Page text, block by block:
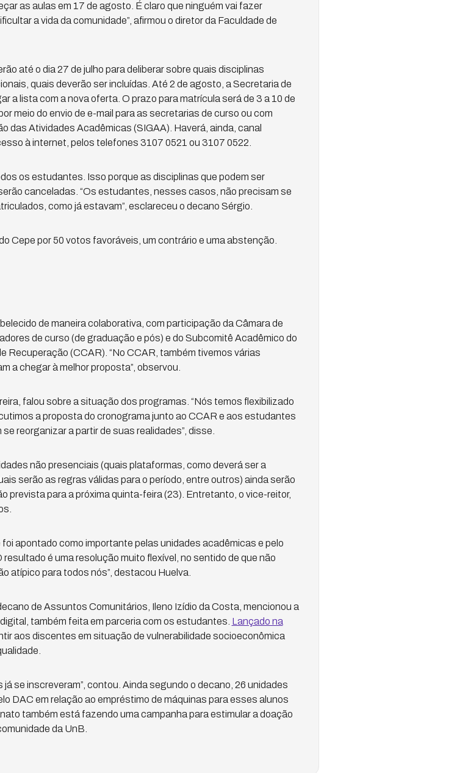
as aulas em 17 de agosto. É claro que ninguém vai fazer
a vida da comunidade”, afirmou o diretor da Faculdade de
até o dia 27 de julho para deliberar sobre quais disciplinas
quais deverão ser incluídas. Até 2 de agosto, a Secretaria de
a lista com a nova oferta. O prazo para matrícula será de 3 a 10 de
meio do envio de e-mail para as secretarias de curso ou com
das Atividades Acadêmicas (SIGAA). Haverá, ainda, canal
à internet, pelos telefones 3107 0521 ou 3107 0522.
os estudantes. Isso porque as disciplinas que podem ser
canceladas. “Os estudantes, nesses casos, não precisam se
como já estavam”, esclareceu o decano Sérgio.
Cepe por 50 votos favoráveis, um contrário e uma abstenção.
de maneira colaborativa, com participação da Câmara de
de curso (de graduação e pós) e do Subcomitê Acadêmico do
Recuperação (CCAR). “No CCAR, também tivemos várias
a chegar à melhor proposta”, observou.
falou sobre a situação dos programas. “Nós temos flexibilizado
a proposta do cronograma junto ao CCAR e aos estudantes
reorganizar a partir de suas realidades”, disse.
não presenciais (quais plataformas, como deverá ser a
serão as regras válidas para o período, entre outros) ainda serão
prevista para a próxima quinta-feira (23). Entretanto, o vice-reitor,
apontado como importante pelas unidades acadêmicas e pelo
é uma resolução muito flexível, no sentido de que não
atípico para todos nós”, destacou Huelva.
de Assuntos Comunitários, Ileno Izídio da Costa, mencionou a
também feita em parceria com os estudantes. Lançado na
aos discentes em situação de vulnerabilidade socioeconômica
se inscreveram”, contou. Ainda segundo o decano, 26 unidades
DAC em relação ao empréstimo de máquinas para esses alunos
também está fazendo uma campanha para estimular a doação
da UnB.